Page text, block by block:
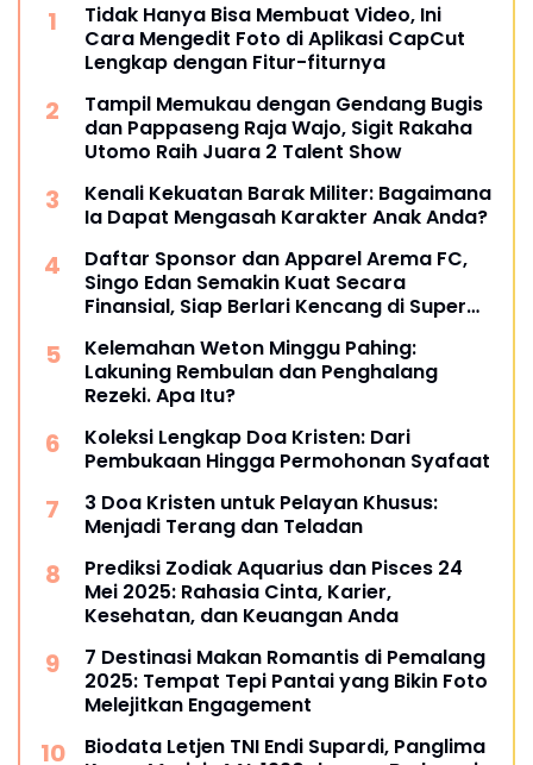
Tidak Hanya Bisa Membuat Video, Ini
Cara Mengedit Foto di Aplikasi CapCut
Lengkap dengan Fitur-fiturnya
Tampil Memukau dengan Gendang Bugis
dan Pappaseng Raja Wajo, Sigit Rakaha
Utomo Raih Juara 2 Talent Show
Kenali Kekuatan Barak Militer: Bagaimana
Ia Dapat Mengasah Karakter Anak Anda?
Daftar Sponsor dan Apparel Arema FC,
Singo Edan Semakin Kuat Secara
Finansial, Siap Berlari Kencang di Super
Kelemahan Weton Minggu Pahing:
Lakuning Rembulan dan Penghalang
Rezeki. Apa Itu?
Koleksi Lengkap Doa Kristen: Dari
Pembukaan Hingga Permohonan Syafaat
3 Doa Kristen untuk Pelayan Khusus:
Menjadi Terang dan Teladan
Prediksi Zodiak Aquarius dan Pisces 24
Mei 2025: Rahasia Cinta, Karier,
Kesehatan, dan Keuangan Anda
7 Destinasi Makan Romantis di Pemalang
2025: Tempat Tepi Pantai yang Bikin Foto
Melejitkan Engagement
Biodata Letjen TNI Endi Supardi, Panglima